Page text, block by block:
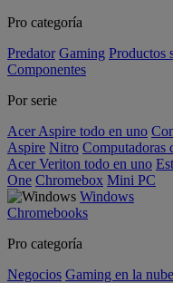
Pro categoría
Predator Gaming Productos
Componentes
Por serie
Acer Aspire todo en uno
Aspire Nitro Computadoras
Acer Veriton todo en uno
One Chromebox Mini PC
Windows
Chromebooks
Pro categoría
Negocios Gaming en la nube